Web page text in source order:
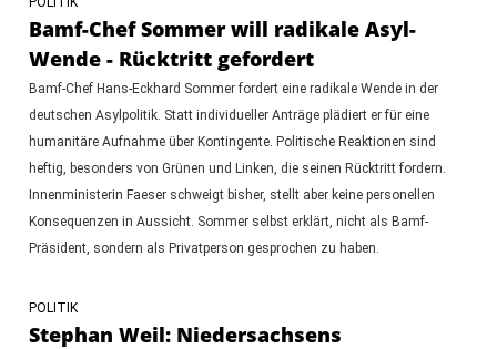
Bamf-Chef Sommer will radikale Asyl-
Wende - Rücktritt gefordert
Bamf-Chef Hans-Eckhard Sommer fordert eine radikale Wende in der
deutschen Asylpolitik. Statt individueller Anträge plädiert er für eine
humanitäre Aufnahme über Kontingente. Politische Reaktionen sind
heftig, besonders von Grünen und Linken, die seinen Rücktritt fordern.
Innenministerin Faeser schweigt bisher, stellt aber keine personellen
Konsequenzen in Aussicht. Sommer selbst erklärt, nicht als Bamf-
Präsident, sondern als Privatperson gesprochen zu haben.
POLITIK
Stephan Weil: Niedersachsens